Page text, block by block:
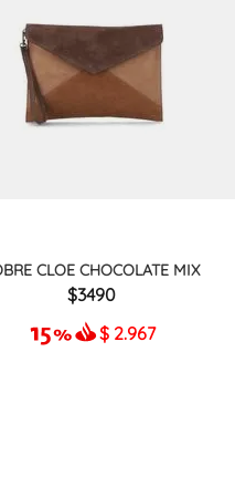
CLOE CHOCOLATE MIX
3490
$ 2.967